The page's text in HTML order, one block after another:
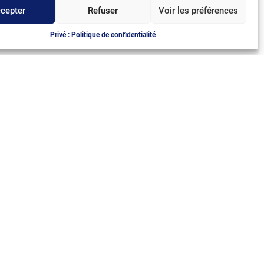
Refuser Voir les préférences
Privé : Politique de confidentialité
Marie-Alexandrine BOLZINGER,